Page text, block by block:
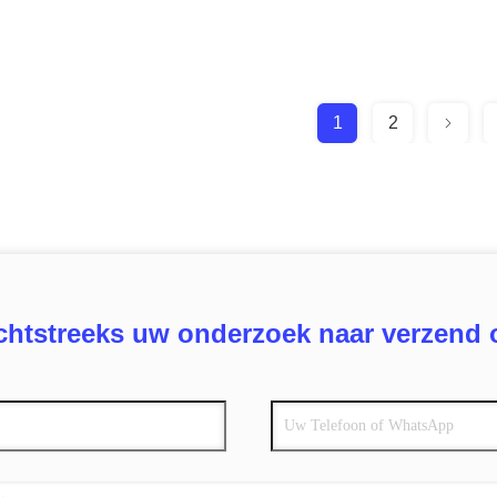
1 2
uw onderzoek naar verzend